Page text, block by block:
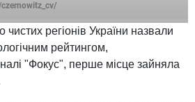
чистих регіонів України назвали
рейтингом,
"Фокус", перше місце зайняла